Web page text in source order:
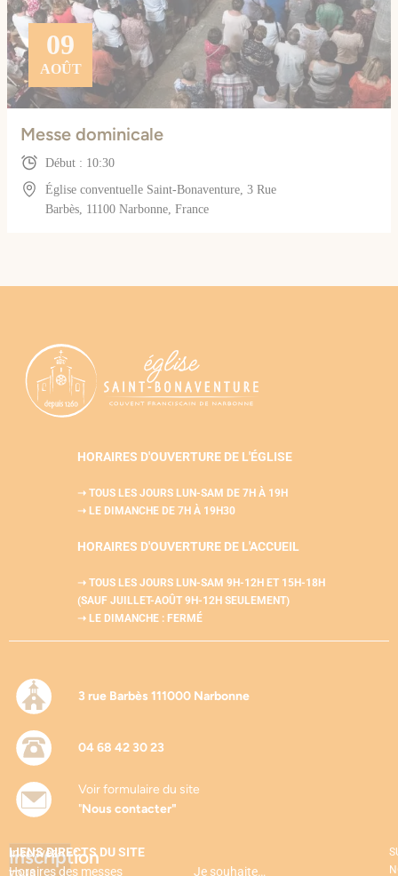
09
AOÛT
Messe dominicale
Début : 10:30
Église conventuelle Saint-Bonaventure, 3 Rue
Barbès, 11100 Narbonne, France
HORAIRES D'OUVERTURE DE L'ÉGLISE
➝ TOUS LES JOURS LUN-SAM DE 7H À 19H
➝ LE DIMANCHE DE 7H À 19H30
HORAIRES D'OUVERTURE DE L'ACCUEIL
➝ TOUS LES JOURS LUN-SAM 9H-12H ET 15H-18H
(SAUF JUILLET-AOÛT 9H-12H SEULEMENT)
➝ LE DIMANCHE : FERMÉ
3 rue Barbès 111000 Narbonne
04 68 42 30 23
Voir formulaire du site
"Nous contacter"
Inscription
Inscrivez-
vous
LIENS DIRECTS DU SITE
Horaires des messes
Je souhaite…